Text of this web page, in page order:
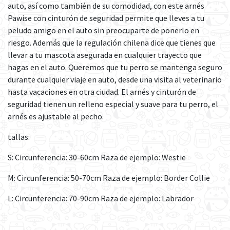
auto, así como también de su comodidad, con este arnés
Pawise con cinturón de seguridad permite que lleves a tu
peludo amigo en el auto sin preocuparte de ponerlo en
riesgo. Además que la regulación chilena dice que tienes que
llevar a tu mascota asegurada en cualquier trayecto que
hagas en el auto. Queremos que tu perro se mantenga seguro
durante cualquier viaje en auto, desde una visita al veterinario
hasta vacaciones en otra ciudad. El arnés y cinturón de
seguridad tienen un relleno especial y suave para tu perro, el
arnés es ajustable al pecho.
tallas:
S: Circunferencia: 30-60cm Raza de ejemplo: Westie
M: Circunferencia: 50-70cm Raza de ejemplo: Border Collie
L: Circunferencia: 70-90cm Raza de ejemplo: Labrador